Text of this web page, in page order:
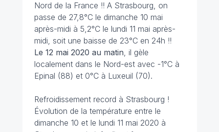
Nord de la France !! A Strasbourg, on
passe de 27,8°C le dimanche 10 mai
après-midi à 5,2°C le lundi 11 mai après-
midi, soit une baisse de 23°C en 24h !!
Le 12 mai 2020 au matin, il gèle
localement dans le Nord-est avec -1°C à
Epinal (88) et 0°C à Luxeuil (70).
Refroidissement record à Strasbourg !
Évolution de la température entre le
dimanche 10 et le lundi 11 mai 2020 à